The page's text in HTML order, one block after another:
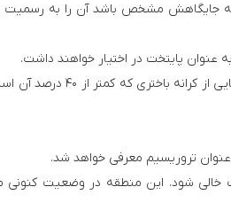
جایگاهش مشخص باشد آن را به رسمیت
پایتخت در اختیار خواهند داشت.
– دولت فلسطینی به وجود نمی‌آید بلکه مقدمات ایجاد یک دولت بدون ارتش در بخش‌هایی
تروریسیم معرفی خواهد شد.
خالی شود. این منطقه در وضعیت کنونی